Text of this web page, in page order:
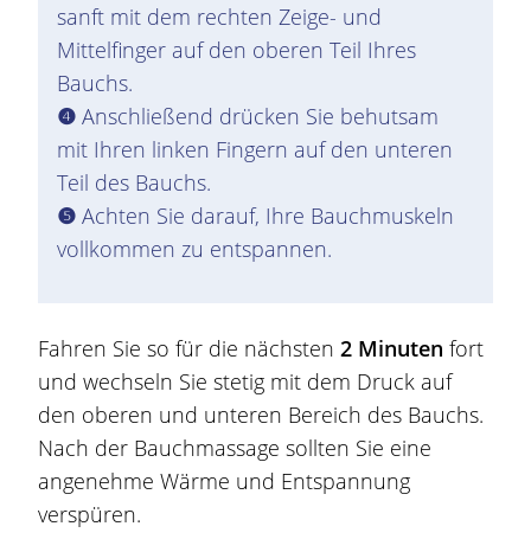
sanft mit dem rechten Zeige- und
Mittelfinger auf den oberen Teil Ihres
Bauchs.
❹ Anschließend drücken Sie behutsam
mit Ihren linken Fingern auf den unteren
Teil des Bauchs.
❺ Achten Sie darauf, Ihre Bauchmuskeln
vollkommen zu entspannen.
Fahren Sie so für die nächsten 2 Minuten fort
und wechseln Sie stetig mit dem Druck auf
den oberen und unteren Bereich des Bauchs.
Nach der Bauchmassage sollten Sie eine
angenehme Wärme und Entspannung
verspüren.